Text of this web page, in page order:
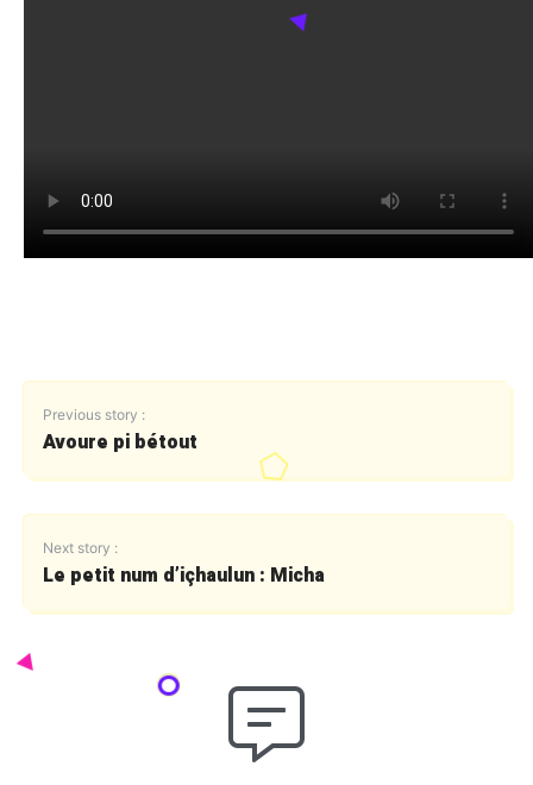
Previous story :
Avoure pi bétout
Next story :
Le petit num d’içhaulun : Micha